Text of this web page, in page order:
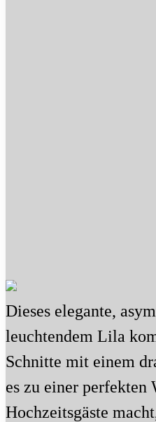
Dieses elegante,
leuchtendem Lila
Schnitte mit einem
es zu einer perfekten
Hochzeitsgäste